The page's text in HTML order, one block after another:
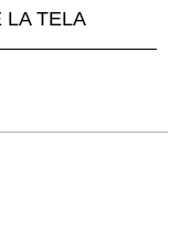
LA TELA